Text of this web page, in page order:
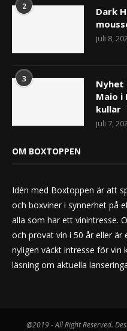
2
Dark
juli 8,
3
Nyhet
Maio i
kullar
juli 7,
OM BOXTOPPEN
Idén med Boxtoppen är att
och boxviner i synnerhet på
alla som har ett vinintresse.
och provat vin i 50 år eller
nyligen väckt intresse för vin
läsning om aktuella
@2019 - All Right Reserved.